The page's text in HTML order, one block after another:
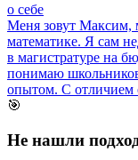
о себе
Меня зовут Максим,
математике. Я сам
в магистратуре на
понимаю
опытом. С отличием
🎯
Не нашли